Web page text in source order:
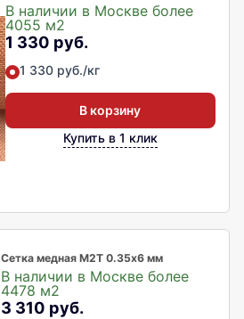
В наличии в Москве более
4055 м2
1 330 руб.
1 330 руб./кг
В корзину
Купить в 1 клик
Сетка медная М2Т 0.35х6 мм
В наличии в Москве более
4478 м2
3 310 руб.